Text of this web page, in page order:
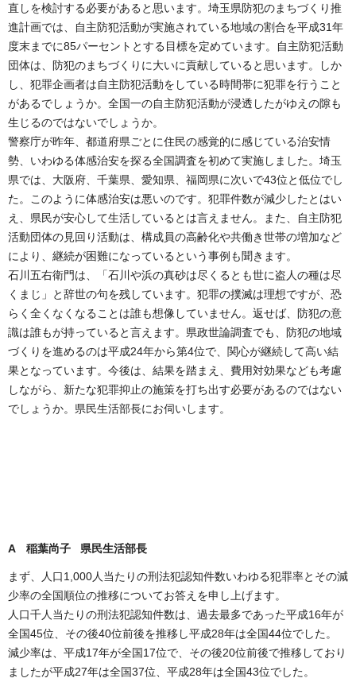
直しを検討する必要があると思います。埼玉県防犯のまちづくり推
進計画では、自主防犯活動が実施されている地域の割合を平成31年
度末までに85パーセントとする目標を定めています。自主防犯活動
団体は、防犯のまちづくりに大いに貢献していると思います。しか
し、犯罪企画者は自主防犯活動をしている時間帯に犯罪を行うこと
があるでしょうか。全国一の自主防犯活動が浸透したがゆえの隙も
生じるのではないでしょうか。
警察庁が昨年、都道府県ごとに住民の感覚的に感じている治安情
勢、いわゆる体感治安を探る全国調査を初めて実施しました。埼玉
県では、大阪府、千葉県、愛知県、福岡県に次いで43位と低位でし
た。このように体感治安は悪いのです。犯罪件数が減少したとはい
え、県民が安心して生活しているとは言えません。また、自主防犯
活動団体の見回り活動は、構成員の高齢化や共働き世帯の増加など
により、継続が困難になっているという事例も聞きます。
石川五右衛門は、「石川や浜の真砂は尽くるとも世に盗人の種は尽
くまじ」と辞世の句を残しています。犯罪の撲滅は理想ですが、恐
らく全くなくなることは誰も想像していません。返せば、防犯の意
識は誰もが持っていると言えます。県政世論調査でも、防犯の地域
づくりを進めるのは平成24年から第4位で、関心が継続して高い結
果となっています。今後は、結果を踏まえ、費用対効果なども考慮
しながら、新たな犯罪抑止の施策を打ち出す必要があるのではない
でしょうか。県民生活部長にお伺いします。
A 稲葉尚子 県民生活部長
まず、人口1,000人当たりの刑法犯認知件数いわゆる犯罪率とその減
少率の全国順位の推移についてお答えを申し上げます。
人口千人当たりの刑法犯認知件数は、過去最多であった平成16年が
全国45位、その後40位前後を推移し平成28年は全国44位でした。
減少率は、平成17年が全国17位で、その後20位前後で推移しており
ましたが平成27年は全国37位、平成28年は全国43位でした。